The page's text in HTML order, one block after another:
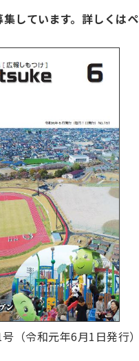
しています。詳しくは
号（令和元年6月1日発行）